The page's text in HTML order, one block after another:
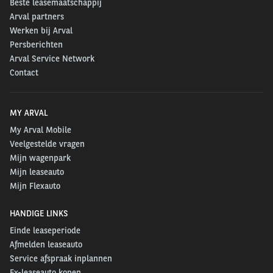
kunnen nemen. De donatie van Arval helpt ons om
deze gewenste omslag in gang te zetten."
Duurzame samenwerking
bevorderen. Door middel van financiële bijdragen en
gezamenlijke initiatieven ondersteunt Arval de
duurzame projecten van Natuurmonumenten, zoals
het herstel van natuurgebieden en de vergroting van
natuurbeleving voor bezoekers. Deze langdurige
duurzamere toekomst.
Beste leasemaatschappij
Arval partners
Werken bij Arval
Persberichten
Arval Service Network
Contact
MY ARVAL
My Arval Mobile
Veelgestelde vragen
Mijn wagenpark
Mijn leaseauto
Mijn Flexauto
HANDIGE LINKS
Einde leaseperiode
Afmelden leaseauto
Service afspraak inplannen